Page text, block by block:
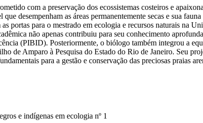
com a preservação dos ecossistemas costeiros e
desempenham as áreas permanentemente secas e sua
portas para o mestrado em ecologia e recursos naturais
não apenas contribuiu para seu conhecimento
(PIBID). Posteriormente, o biólogo também integrou a
de Amparo à Pesquisa do Estado do Rio de Janeiro. Seu
para a gestão e conservação das preciosas praias
e indígenas em ecologia nº 1